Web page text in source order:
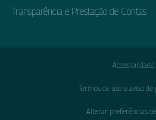
Transparência e Prestação de Contas
Acessibilidade
Termos de uso e aviso de
Alterar preferências